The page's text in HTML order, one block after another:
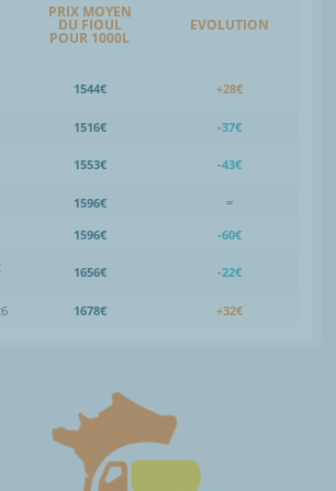
PRIX MOYEN
DU FIOUL
POUR 1000L
EVOLUTION
1544€ +28€
1516€
-37€
1553€ -43€
1596€
=
1596€
-60€
1656€ -22€
1678€ +32€